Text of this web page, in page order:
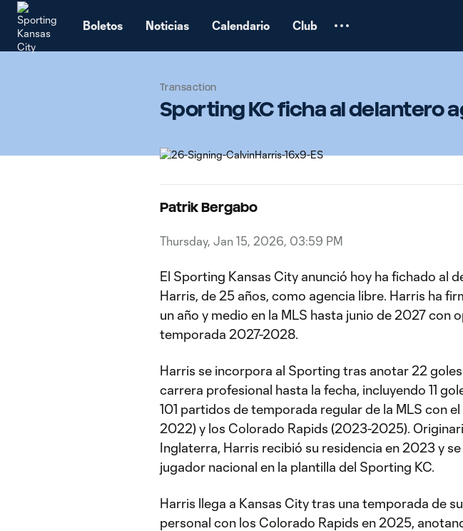
Boletos Noticias Calendario Club
Transaction
Sporting KC ficha al delantero
Patrik Bergabo
Thursday, Jan 15, 2026, 03:59 PM
El Sporting Kansas City anunció hoy ha fichado al
Harris, de 25 años, como agencia libre. Harris ha
un año y medio en la MLS hasta junio de 2027 con
temporada 2027-2028.
Harris se incorpora al Sporting tras anotar 22 goles
carrera profesional hasta la fecha, incluyendo 11
101 partidos de temporada regular de la MLS con
2022) y los Colorado Rapids (2023-2025).
Inglaterra, Harris recibió su residencia en 2023 y
jugador nacional en la plantilla del Sporting KC.
Harris llega a Kansas City tras una temporada de
personal con los Colorado Rapids en 2025,